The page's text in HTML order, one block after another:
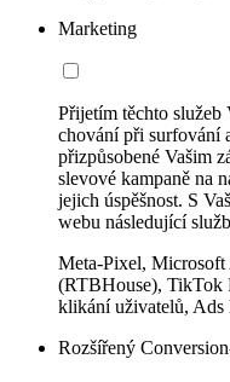
Marketing
Přijetím těchto služeb
chování při surfování
přizpůsobené Vašim
slevové kampaně na
jejich úspěšnost. S
webu následující
Meta-Pixel, Microsoft
(RTBHouse), TikTok
klikání uživatelů, Ads
Rozšířený